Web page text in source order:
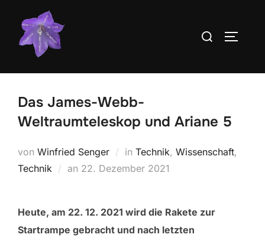
Inhalt
springen
Suchen
Das James-Webb-
Weltraumteleskop und Ariane 5
von Winfried Senger in Technik, Wissenschaft,
Technik
an Veröffentlicht
22. Dezember 2021
Heute, am 22. 12. 2021 wird die Rakete zur
Startrampe gebracht und nach letzten